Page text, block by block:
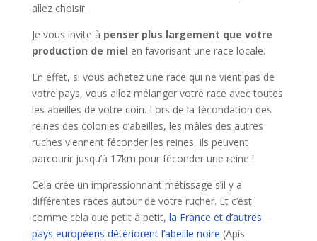
allez choisir.
Je vous invite à penser plus largement que votre
production de miel en favorisant une race locale.
En effet, si vous achetez une race qui ne vient pas de
votre pays, vous allez mélanger votre race avec toutes
les abeilles de votre coin. Lors de la fécondation des
reines des colonies d’abeilles, les mâles des autres
ruches viennent féconder les reines, ils peuvent
parcourir jusqu’à 17km pour féconder une reine !
Cela crée un impressionnant métissage s’il y a
différentes races autour de votre rucher. Et c’est
comme cela que petit à petit, la France et d’autres
pays européens détériorent l’abeille noire (Apis